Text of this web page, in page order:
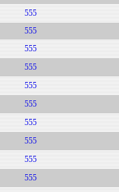
555
555
555
555
555
555
555
555
555
555